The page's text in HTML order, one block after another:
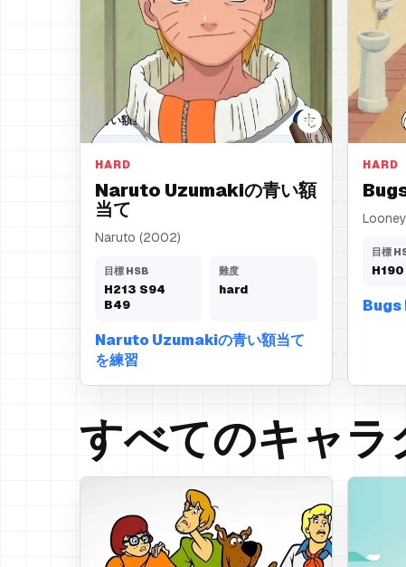
青い額当て
HARD
Naruto Uzumakiの青い額
当て
Naruto (2002)
目標 HSB
H213 S94
B49
難度
hard
Naruto Uzumakiの青い額当て
を練習
灰色の
HARD
目標
H190
Bugs
すべてのキャラ